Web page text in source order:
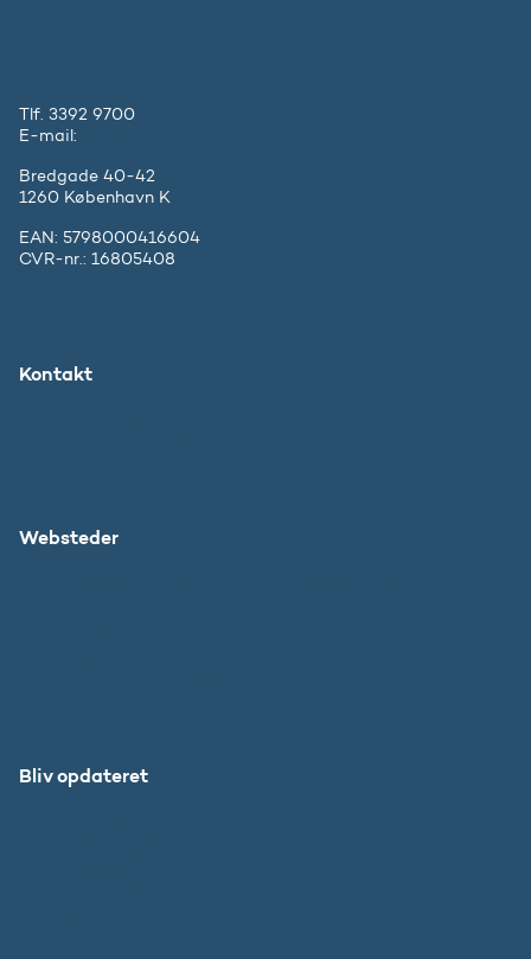
Tlf. 3392 9700
E-mail:
Bredgade 40-42
1260 København K
EAN: 5798000416604
CVR-nr.: 16805408
Kontakt
Websteder
Bliv opdateret